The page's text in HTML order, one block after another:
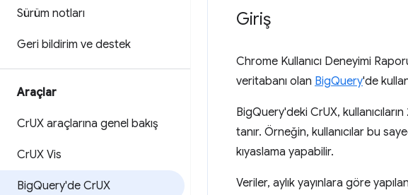
Sürüm notları
Geri bildirim ve destek
Araçlar
CrUX araçlarına genel bakış
CrUX Vis
BigQuery'de CrUX
Giriş
Chrome Kullanıcı Deneyimi
veritabanı olan BigQuery'de
BigQuery'deki CrUX,
tanır. Örneğin, kullanıcılar bu
kıyaslama yapabilir.
Veriler, aylık yayınlara göre